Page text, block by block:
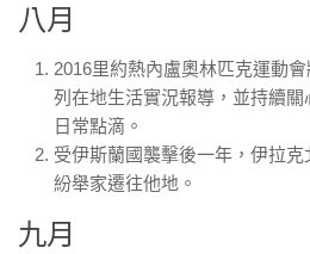
八月
2016里約熱內盧奧林匹克運動
列在地生活實況報導，並持續
日常點滴。
受伊斯蘭國襲擊後一年，伊拉克
紛舉家遷往他地。
九月